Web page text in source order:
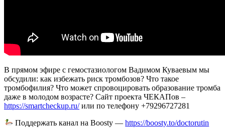
В прямом эфире с гемостазиологом Вадимом Куваевым мы
обсудили: как избежать риск тромбозов? Что такое
тромбофилия? Что может спровоцировать образование тромба
даже в молодом возрасте? Сайт проекта ЧЕКАПов –
https://smartcheckup.ru/или по телефону +79296727281
Поддержать канал на Boosty —https://boosty.to/doctorutin